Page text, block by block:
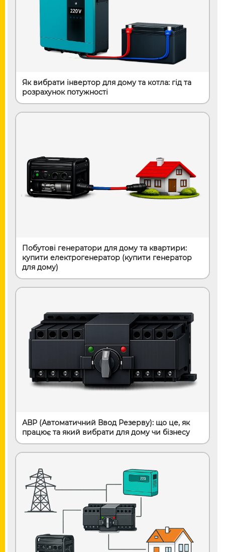
Як вибрати інвертор для дому та котла: гід та
розрахунок потужності
Побутові генератори для дому та квартири:
купити електрогенератор (купити генератор
для дому)
АВР (Автоматичний Ввод Резерву): що це, як
працює та який вибрати для дому чи бізнесу